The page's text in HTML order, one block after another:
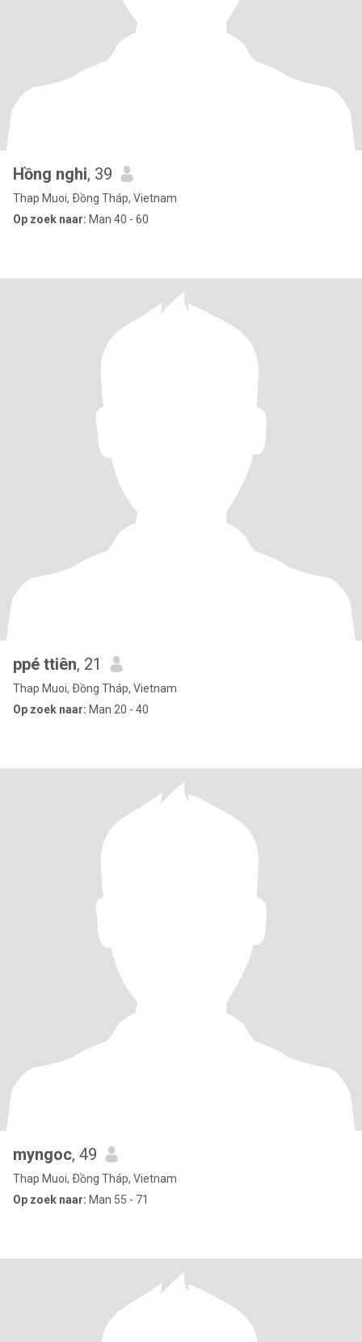
Hồng nghi, 39
Thap Muoi, Ðồng Tháp, Vietnam
Op zoek naar: Man 40 - 60
ppé ttiên, 21
Thap Muoi, Ðồng Tháp, Vietnam
Op zoek naar: Man 20 - 40
myngoc, 49
Thap Muoi, Ðồng Tháp, Vietnam
Op zoek naar: Man 55 - 71